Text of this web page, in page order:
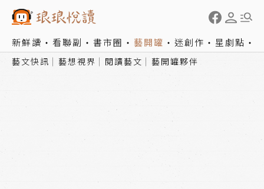
新鮮讀 看聯副 書市圈 藝開罐 迷創作 星劇點
藝文快訊 藝想視界 閱讀藝文 藝開罐夥伴